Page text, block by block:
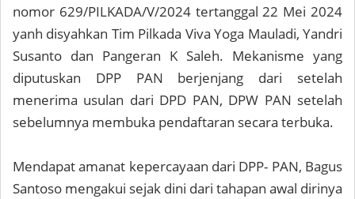
nomor 629/PILKADA/V/2024 tertanggal 22 Mei 2024
yanh disyahkan Tim Pilkada Viva Yoga Mauladi, Yandri
Susanto dan Pangeran K Saleh. Mekanisme yang
diputuskan DPP PAN berjenjang dari setelah
menerima usulan dari DPD PAN, DPW PAN setelah
sebelumnya membuka pendaftaran secara terbuka.
Mendapat amanat kepercayaan dari DPP- PAN, Bagus
Santoso mengakui sejak dini dari tahapan awal dirinya